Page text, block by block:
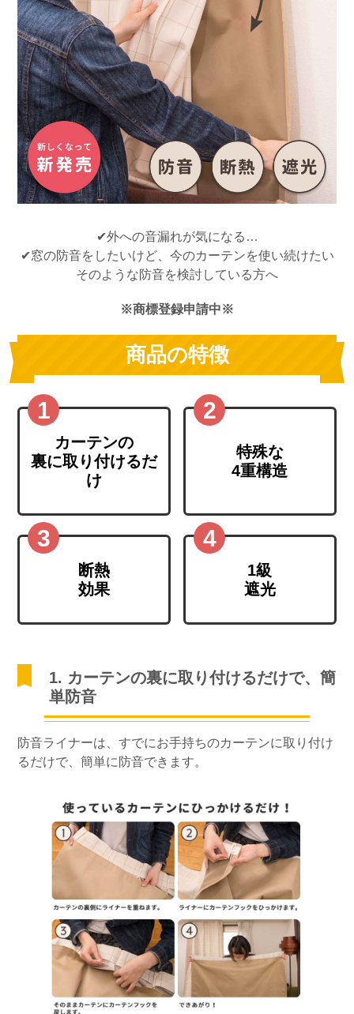
✔︎外への音漏れが気になる…
✔︎窓の防音をしたいけど、今のカーテンを使い続けたい
そのような防音を検討している方へ
※商標登録申請中※
商品の特徴
カーテンの
裏に取り付けるだ
け
特殊な
4重構造
断熱
効果
1級
遮光
1. カーテンの裏に取り付けるだけで、簡
単防音
防音ライナーは、すでにお手持ちのカーテンに取り付け
るだけで、簡単に防音できます。